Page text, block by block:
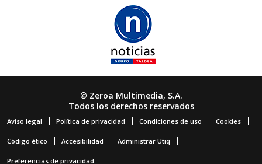
© Zeroa Multimedia, S.A.
Todos los derechos reservados
Aviso legal Política de privacidad Condiciones de uso Cookies
Código ético Accesibilidad Administrar Utiq
Preferencias de privacidad